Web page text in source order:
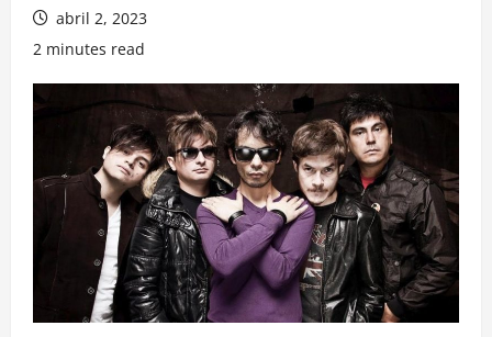
abril 2, 2023
2 minutes read